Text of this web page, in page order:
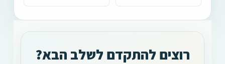
רוצים להתקדם לשלב הבא?